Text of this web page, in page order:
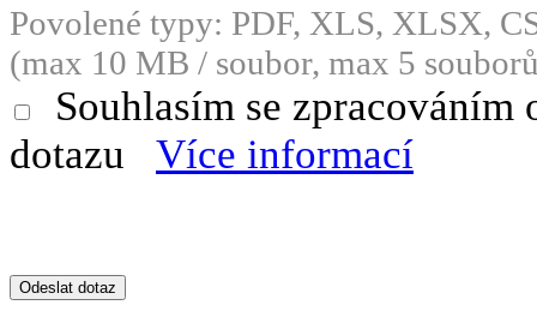
Povolené typy: PDF, XLS, XLSX,
(max 10 MB / soubor, max 5
Souhlasím se
dotazu
Více informací